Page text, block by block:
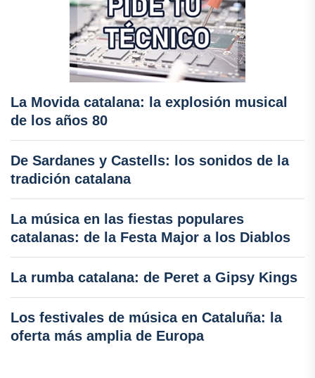
La Movida catalana: la explosión musical
de los años 80
De Sardanes y Castells: los sonidos de la
tradición catalana
La música en las fiestas populares
catalanas: de la Festa Major a los Diablos
La rumba catalana: de Peret a Gipsy Kings
Los festivales de música en Cataluña: la
oferta más amplia de Europa